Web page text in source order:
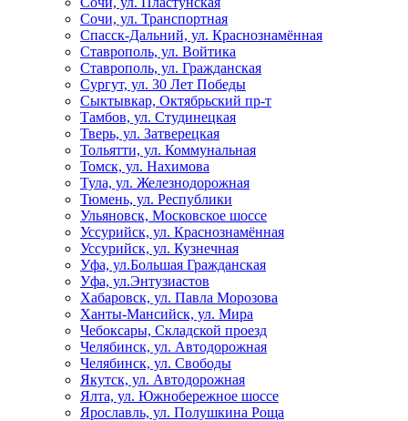
Сочи, ул. Транспортная
Спасск-Дальний, ул. Краснознамённая
Ставрополь, ул. Войтика
Ставрополь, ул. Гражданская
Сургут, ул. 30 Лет Победы
Сыктывкар, Октябрьский пр-т
Тамбов, ул. Студинецкая
Тверь, ул. Затверецкая
Тольятти, ул. Коммунальная
Томск, ул. Нахимова
Тула, ул. Железнодорожная
Тюмень, ул. Республики
Ульяновск, Московское шоссе
Уссурийск, ул. Краснознамённая
Уссурийск, ул. Кузнечная
Уфа, ул.Большая Гражданская
Уфа, ул.Энтузиастов
Хабаровск, ул. Павла Морозова
Ханты-Мансийск, ул. Мира
Чебоксары, Складской проезд
Челябинск, ул. Автодорожная
Челябинск, ул. Свободы
Якутск, ул. Автодорожная
Ялта, ул. Южнобережное шоссе
Ярославль, ул. Полушкина Роща